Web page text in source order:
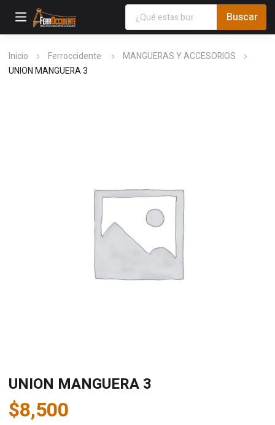
Inicio Ferroccidente
MANGUERAS Y ACCESORIOS
UNION MANGUERA 3
UNION MANGUERA 3
$8,500